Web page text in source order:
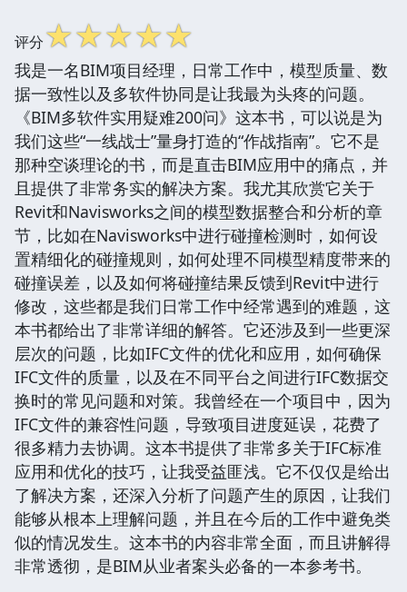
评分☆☆☆☆☆
我是一名BIM项目经理，日常工作中，模型质量、数
据一致性以及多软件协同是让我最为头疼的问题。
《BIM多软件实用疑难200问》这本书，可以说是为
我们这些“一线战士”量身打造的“作战指南”。它不是
那种空谈理论的书，而是直击BIM应用中的痛点，并
且提供了非常务实的解决方案。我尤其欣赏它关于
Revit和Navisworks之间的模型数据整合和分析的章
节，比如在Navisworks中进行碰撞检测时，如何设
置精细化的碰撞规则，如何处理不同模型精度带来的
碰撞误差，以及如何将碰撞结果反馈到Revit中进行
修改，这些都是我们日常工作中经常遇到的难题，这
本书都给出了非常详细的解答。它还涉及到一些更深
层次的问题，比如IFC文件的优化和应用，如何确保
IFC文件的质量，以及在不同平台之间进行IFC数据交
换时的常见问题和对策。我曾经在一个项目中，因为
IFC文件的兼容性问题，导致项目进度延误，花费了
很多精力去协调。这本书提供了非常多关于IFC标准
应用和优化的技巧，让我受益匪浅。它不仅仅是给出
了解决方案，还深入分析了问题产生的原因，让我们
能够从根本上理解问题，并且在今后的工作中避免类
似的情况发生。这本书的内容非常全面，而且讲解得
非常透彻，是BIM从业者案头必备的一本参考书。